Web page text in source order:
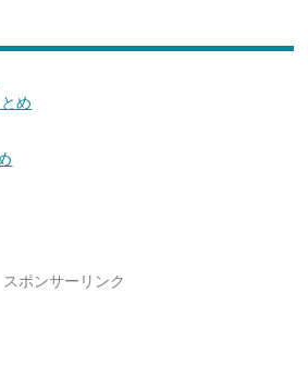
め
スポンサーリンク